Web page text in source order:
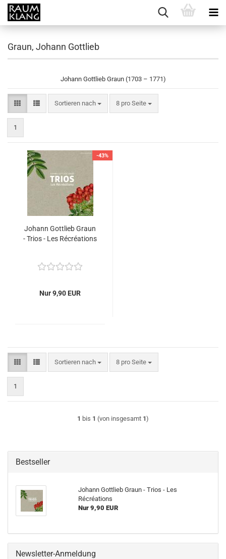
Graun, Johann Gottlieb
Johann Gottlieb Graun (1703 – 1771)
Sortieren nach
Sortieren nach 8 pro Seite
pro Seite
1
-43%
Johann Gottlieb Graun
- Trios - Les Récréations
Nur 9,90 EUR
Sortieren nach
Sortieren nach 8 pro Seite
pro Seite
1
1 bis 1 (von insgesamt 1)
Bestseller
Johann Gottlieb Graun - Trios - Les
Récréations
Nur 9,90 EUR
Newsletter-Anmeldung